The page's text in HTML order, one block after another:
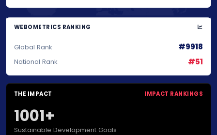
WEBOMETRICS RANKING
Global Rank #9918
National Rank #51
THE IMPACT IMPACT RANKINGS
1001+
Sustainable Development Goals